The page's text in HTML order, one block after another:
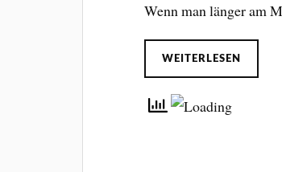
Wenn man länger am
WEITERLESEN